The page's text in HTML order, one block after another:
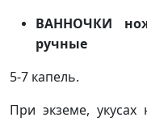
ВАННОЧКИ
ручные
5-7 капель.
При экземе,